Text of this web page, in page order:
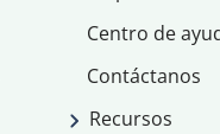
Centro de
Contáctanos
Recursos